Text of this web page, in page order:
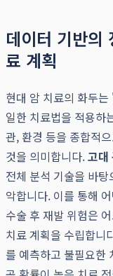
데이터 기반의
료 계획
현대 암 치료의 화두
일한 치료법을 적용하
관, 환경 등을 종합적
것을 의미합니다.고대
전체 분석 기술을 바
악합니다. 이를 통해
수술 후 재발 위험은
치료 계획을 수립합니
를 예측하고 불필요한